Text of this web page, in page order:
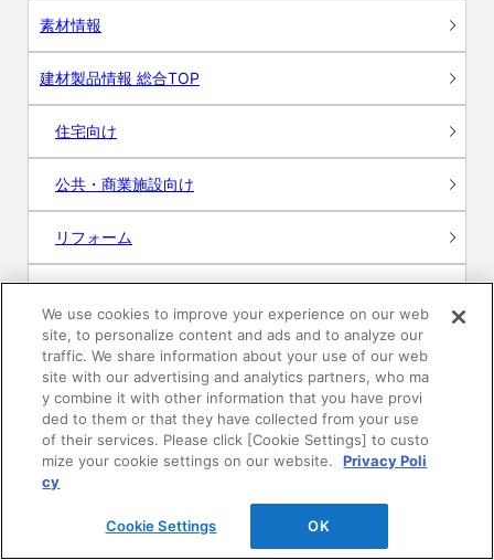
素材情報
建材製品情報 総合TOP
住宅向け
公共・商業施設向け
リフォーム
エンジニアリング情報
DAIKEN WEB SHOP
ショールーム
We use cookies to improve your experience on our web
site, to personalize content and ads and to analyze our
traffic. We share information about your use of our web
site with our advertising and analytics partners, who ma
y combine it with other information that you have provi
ded to them or that they have collected from your use
of their services. Please click [Cookie Settings] to custo
mize your cookie settings on our website.
Privacy Poli
cy
Cookie Settings OK